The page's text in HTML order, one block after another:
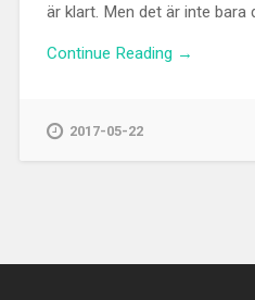
är klart. Men det är inte bara
Continue Reading →
2017-05-22